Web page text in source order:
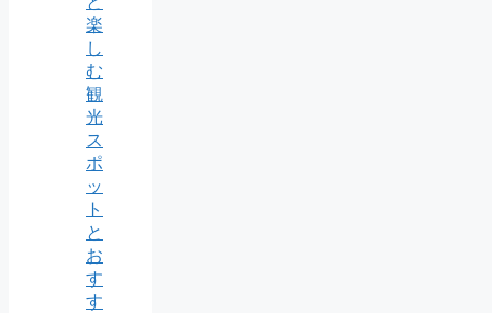
楽
し
む
観
光
ス
ポ
ッ
ト
と
お
す
す